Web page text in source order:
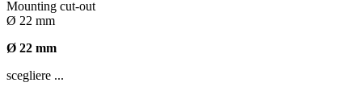
Mounting cut-out
Ø 22 mm
Ø 22 mm
scegliere ...